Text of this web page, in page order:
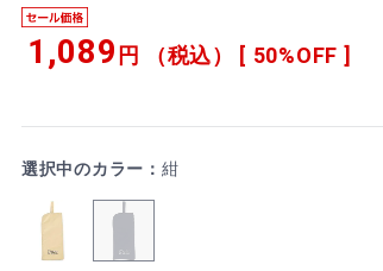
1,089 円 （税込） [ 50%OFF ]
選択中のカラー： 紺